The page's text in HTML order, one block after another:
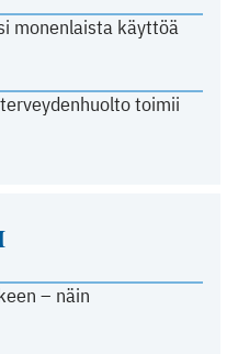
monenlaista käyttöä
toimii
– näin